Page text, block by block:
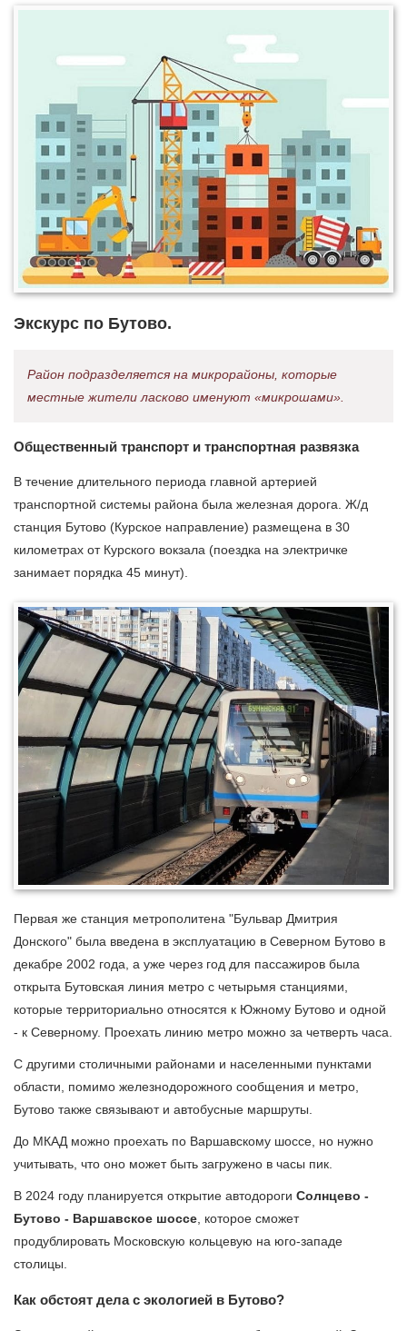
Экскурс по Бутово.
Район подразделяется на микрорайоны, которые
местные жители ласково именуют «микрошами».
Общественный транспорт и транспортная развязка
В течение длительного периода главной артерией
транспортной системы района была железная дорога. Ж/д
станция Бутово (Курское направление) размещена в 30
километрах от Курского вокзала (поездка на электричке
занимает порядка 45 минут).
Первая же станция метрополитена "Бульвар Дмитрия
Донского" была введена в эксплуатацию в Северном Бутово в
декабре 2002 года, а уже через год для пассажиров была
открыта Бутовская линия метро с четырьмя станциями,
которые территориально относятся к Южному Бутово и одной
- к Северному. Проехать линию метро можно за четверть часа.
С другими столичными районами и населенными пунктами
области, помимо железнодорожного сообщения и метро,
Бутово также связывают и автобусные маршруты.
До МКАД можно проехать по Варшавскому шоссе, но нужно
учитывать, что оно может быть загружено в часы пик.
В 2024 году планируется открытие автодороги Солнцево -
Бутово - Варшавское шоссе , которое сможет
продублировать Московскую кольцевую на юго-западе
столицы.
Как обстоят дела с экологией в Бутово?